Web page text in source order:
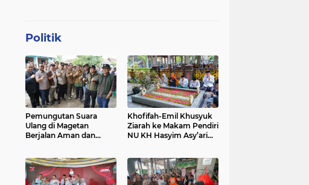
Politik
Pemungutan Suara
Ulang di Magetan
Berjalan Aman dan
Khofifah-Emil Khusyuk
Ziarah ke Makam Pendiri
NU KH Hasyim Asy’ari